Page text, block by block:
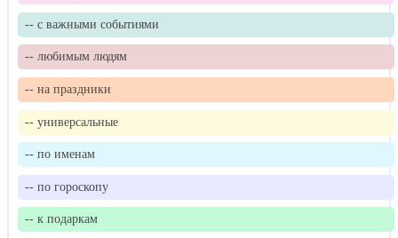
-- с важными событиями
-- любимым людям
-- на праздники
-- универсальные
-- по именам
-- по гороскопу
-- к подаркам